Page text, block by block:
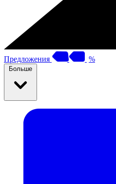
Предложения %
Больше